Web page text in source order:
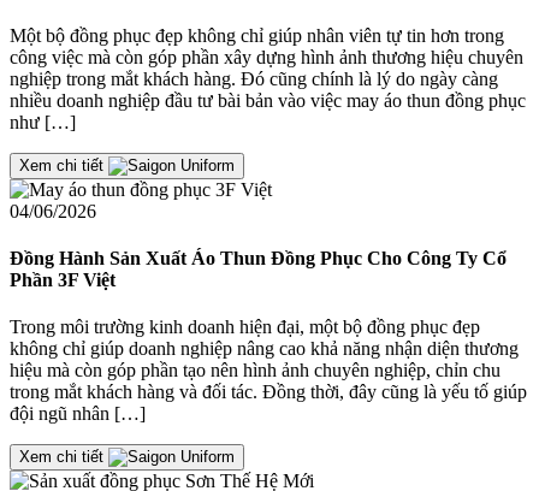
Một bộ đồng phục đẹp không chỉ giúp nhân viên tự tin hơn trong
công việc mà còn góp phần xây dựng hình ảnh thương hiệu chuyên
nghiệp trong mắt khách hàng. Đó cũng chính là lý do ngày càng
nhiều doanh nghiệp đầu tư bài bản vào việc may áo thun đồng phục
như […]
Xem chi tiết
04/06/2026
Đồng Hành Sản Xuất Áo Thun Đồng Phục Cho Công Ty Cổ
Phần 3F Việt
Trong môi trường kinh doanh hiện đại, một bộ đồng phục đẹp
không chỉ giúp doanh nghiệp nâng cao khả năng nhận diện thương
hiệu mà còn góp phần tạo nên hình ảnh chuyên nghiệp, chỉn chu
trong mắt khách hàng và đối tác. Đồng thời, đây cũng là yếu tố giúp
đội ngũ nhân […]
Xem chi tiết